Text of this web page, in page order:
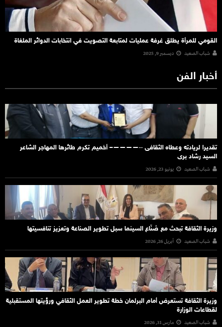
القومي للمرأة يطلق غرفة عمليات لمتابعة التصويت في انتخابات الدوائر الملغاة
شباب الصعيد ديسمبر 9, 2025
أخبار الفن
تقديرا لريادته وعطاه الثقافى ‐‐————– أخميم تكرم طائرها المهاجر الشاعر
السيد رشاد برى
شباب الصعيد يونيو 23, 2026
وزيرة الثقافة تبحث مع صُنّاع السينما سبل تطوير الصناعة وتعزيز تنافسيتها
شباب الصعيد أبريل 26, 2026
وزيرة الثقافة تستعرض أمام البرلمان خطة تطوير العمل الثقافي ورؤيتها المستقبلية
لقطاعات الوزارة
شباب الصعيد مارس 31, 2026